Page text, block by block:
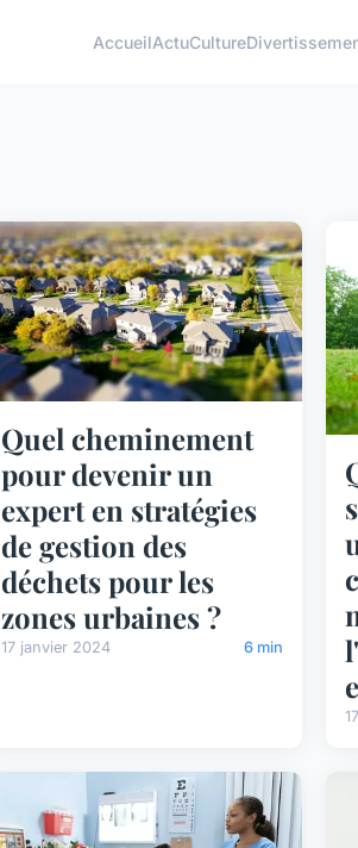
AccueilActuCulture
Quel cheminement
pour devenir un
expert en stratégies
de gestion des
déchets pour les
zones urbaines ?
17 janvier 2024 6 min